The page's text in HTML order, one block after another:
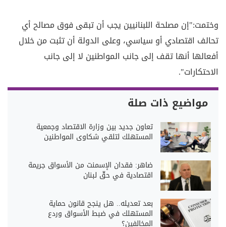
وختمت:"إن مصلحة اللبنانيين يجب أن تبقى فوق مصالح أي
تحالف اقتصادي أو سياسي، وعلى الدولة أن تثبت من خلال
أفعالها أنها تقف إلى جانب المواطنين لا إلى جانب
الاحتكارات".
مواضيع ذات صلة
تعاون جديد بين وزارة الاقتصاد وجمعية
المستهلك لتلقي شكاوى المواطنين
ضاهر: فقدان الإسمنت من الأسواق جريمة
اقتصادية في حقّ لبنان
بعد تعديله.. هل ينجح قانون حماية
المستهلك في ضبط الأسواق وردع
المخالفين؟